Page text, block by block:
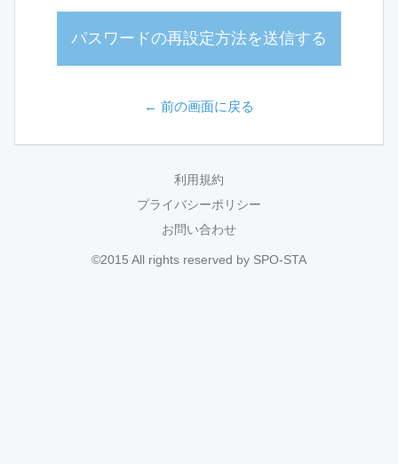
パスワードの再設定方法を送信する
← 前の画面に戻る
利用規約
プライバシーポリシー
お問い合わせ
©2015 All rights reserved by SPO-STA